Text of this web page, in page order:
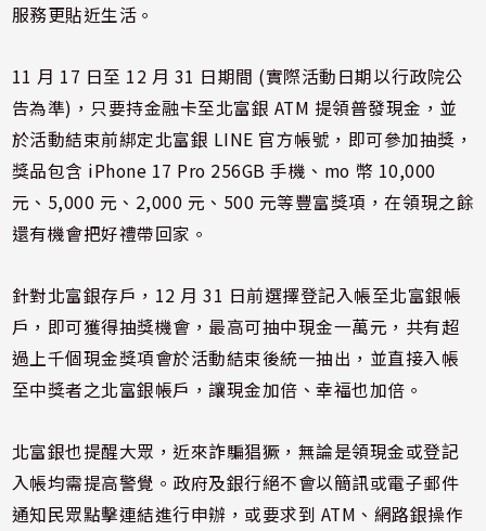
服務更貼近生活。
11 月 17 日至 12 月 31 日期間 (實際活動日期以行政院公
告為準)，只要持金融卡至北富銀 ATM 提領普發現金，並
於活動結束前綁定北富銀 LINE 官方帳號，即可參加抽獎，
獎品包含 iPhone 17 Pro 256GB 手機、mo 幣 10,000
元、5,000 元、2,000 元、500 元等豐富獎項，在領現之餘
還有機會把好禮帶回家。
針對北富銀存戶，12 月 31 日前選擇登記入帳至北富銀帳
戶，即可獲得抽獎機會，最高可抽中現金一萬元，共有超
過上千個現金獎項會於活動結束後統一抽出，並直接入帳
至中獎者之北富銀帳戶，讓現金加倍、幸福也加倍。
北富銀也提醒大眾，近來詐騙猖獗，無論是領現金或登記
入帳均需提高警覺。政府及銀行絕不會以簡訊或電子郵件
通知民眾點擊連結進行申辦，或要求到 ATM、網路銀操作